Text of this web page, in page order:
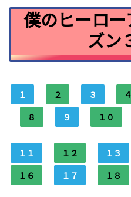
僕のヒーロ
ズン
１ ２ ３ ４
８
９ １０
１１ １２ １３
１６
１７ １８